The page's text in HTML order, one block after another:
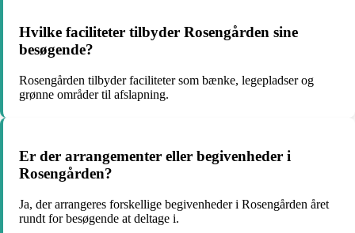
Hvilke faciliteter tilbyder Rosengården sine
besøgende?
Rosengården tilbyder faciliteter som bænke, legepladser og
grønne områder til afslapning.
Er der arrangementer eller begivenheder i
Rosengården?
Ja, der arrangeres forskellige begivenheder i Rosengården året
rundt for besøgende at deltage i.